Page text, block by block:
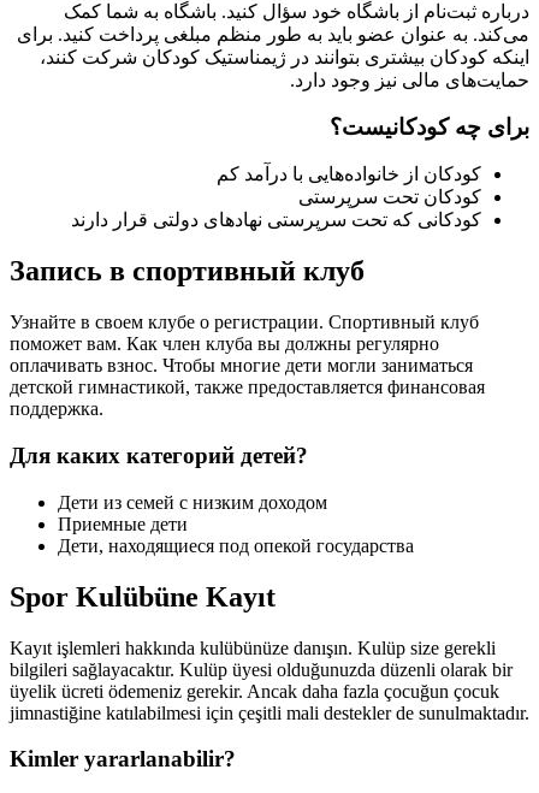
درباره ثبت‌نام از باشگاه خود سؤال کنید. باشگاه به شما کمک
می‌کند. به عنوان عضو باید به طور منظم مبلغی پرداخت کنید. برای
اینکه کودکان بیشتری بتوانند در ژیمناستیک کودکان شرکت کنند،
حمایت‌های مالی نیز وجود دارد.
برای چه کودکانیست؟
کودکان از خانواده‌هایی با درآمد کم
کودکان تحت سرپرستی
کودکانی که تحت سرپرستی نهادهای دولتی قرار دارند
Запись в спортивный клуб
Узнайте в своем клубе о регистрации. Спортивный клуб
поможет вам. Как член клуба вы должны регулярно
оплачивать взнос. Чтобы многие дети могли заниматься
детской гимнастикой, также предоставляется финансовая
поддержка.
Для каких категорий детей?
Дети из семей с низким доходом
Приемные дети
Дети, находящиеся под опекой государства
Spor Kulübüne Kayıt
Kayıt işlemleri hakkında kulübünüze danışın. Kulüp size gerekli
bilgileri sağlayacaktır. Kulüp üyesi olduğunuzda düzenli olarak bir
üyelik ücreti ödemeniz gerekir. Ancak daha fazla çocuğun çocuk
jimnastiğine katılabilmesi için çeşitli mali destekler de sunulmaktadır.
Kimler yararlanabilir?